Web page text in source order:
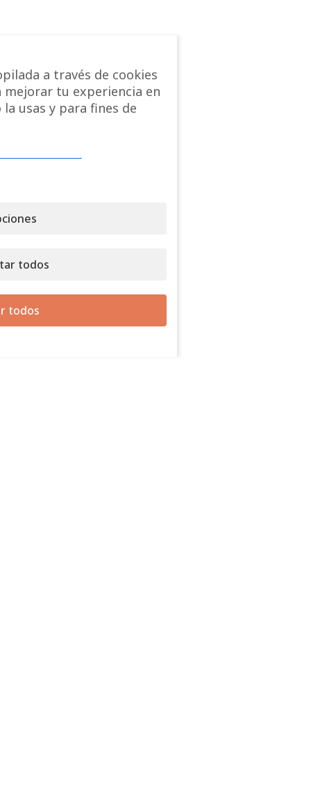
a través de cookies
tu experiencia en
usas y para fines de
todos
todos